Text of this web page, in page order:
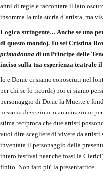
anni di regie e raccontare il lato
insomma la mia storia d’artista, ma
Logica stringente… Anche se una
di questo mondo). Tu sei Cristina
primadonna di un Principe delle
inciso sulla tua esperienza teatrale
Io e Dome ci siamo conosciuti nel
per chi se lo ricorda) poi ci siamo
personaggio di Dome la Muerte e
nessuna devozione o ammirazione
stima reciproca che due artisti
vuol dire scegliere di vivere da artisti
inventata il personaggio della
intero festival neanche fossi la
finito. Non farò più la presentatrice.